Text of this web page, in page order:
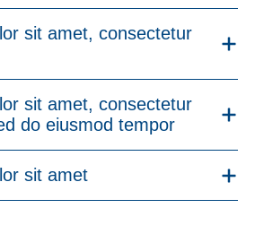
sit amet, consectetur
sit amet, consectetur
do eiusmod tempor
sit amet